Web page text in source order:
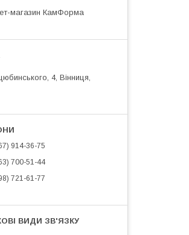
магазин КамФорма
4, Вінниця,
914-36-75
700-51-44
721-61-77